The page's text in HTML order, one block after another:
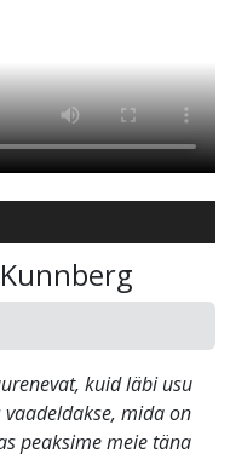
kuid läbi usu
mida on
peaksime meie täna